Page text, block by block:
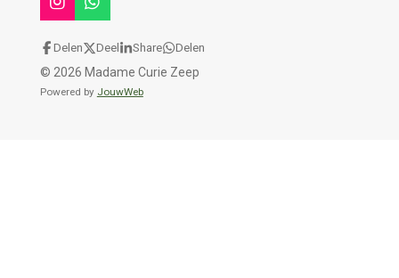
I
n
s
a
g
W
h
a
t
s
A
Delen Deel Share Delen
© 2026 Madame Curie Zeep
Powered by JouwWeb